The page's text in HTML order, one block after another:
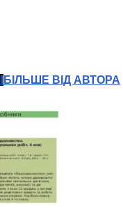
БІЛЬШЕ ВІД АВТОРА